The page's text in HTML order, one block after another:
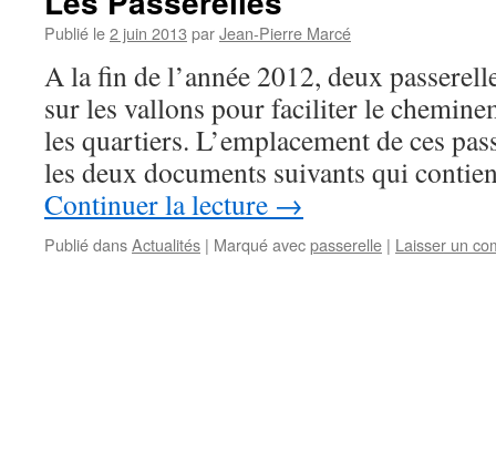
Publié le2 juin 2013 parJean-Pierre Marcé
A la fin de l’année 2012, deux
sur les vallons pour faciliter le
les quartiers. L’emplacement de ces
les deux documents suivants qui
Continuer la lecture →
Publié dansActualités | Marqué avecpasserelle | Laisser un